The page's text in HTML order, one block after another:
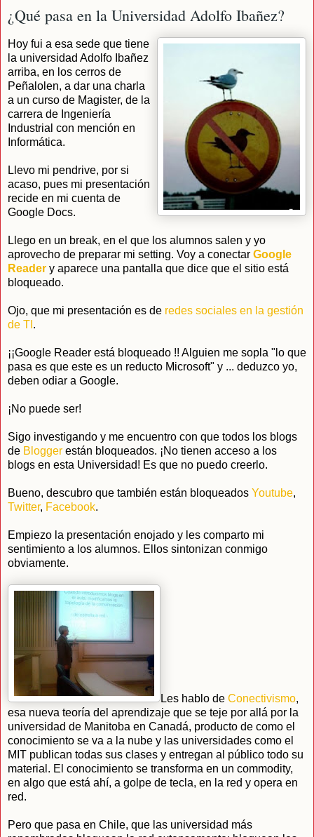
¿Qué pasa en la Universidad Adolfo Ibañez?
Hoy fui a esa sede que tiene
la universidad Adolfo Ibañez
arriba, en los cerros de
Peñalolen, a dar una charla
a un curso de Magister, de la
carrera de Ingeniería
Industrial con mención en
Informática.
Llevo mi pendrive, por si
acaso, pues mi presentación
recide en mi cuenta de
Google Docs.
Llego en un break, en el que los alumnos salen y yo
aprovecho de preparar mi setting. Voy a conectar Google
Reader y aparece una pantalla que dice que el sitio está
bloqueado.
Ojo, que mi presentación es de redes sociales en la gestión
de TI .
¡¡Google Reader está bloqueado !! Alguien me sopla "lo que
pasa es que este es un reducto Microsoft" y ... deduzco yo,
deben odiar a Google.
¡No puede ser!
Sigo investigando y me encuentro con que todos los blogs
de Blogger están bloqueados. ¡No tienen acceso a los
blogs en esta Universidad! Es que no puedo creerlo.
Bueno, descubro que también están bloqueados Youtube,
Twitter, Facebook.
Empiezo la presentación enojado y les comparto mi
sentimiento a los alumnos. Ellos sintonizan conmigo
obviamente.
Les hablo de Conectivismo,
esa nueva teoría del aprendizaje que se teje por allá por la
universidad de Manitoba en Canadá, producto de como el
conocimiento se va a la nube y las universidades como el
MIT publican todas sus clases y entregan al público todo su
material. El conocimiento se transforma en un commodity,
en algo que está ahí, a golpe de tecla, en la red y opera en
red.
Pero que pasa en Chile, que las universidad más